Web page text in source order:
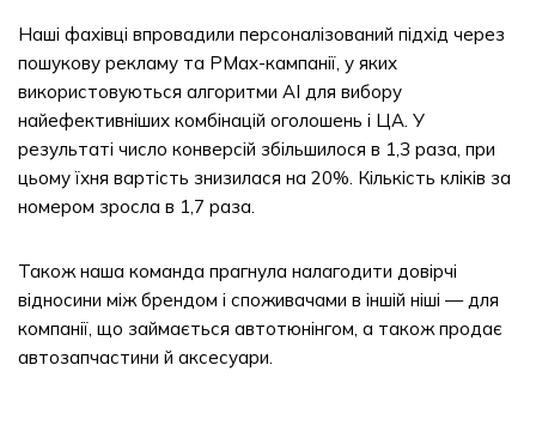
Наші фахівці впровадили персоналізований підхід через
пошукову рекламу та PMax-кампанії, у яких
використовуються алгоритми AI для вибору
найефективніших комбінацій оголошень і ЦА. У
результаті число конверсій збільшилося в 1,3 раза, при
цьому їхня вартість знизилася на 20%. Кількість кліків за
номером зросла в 1,7 раза.
Також наша команда прагнула налагодити довірчі
відносини між брендом і споживачами в іншій ніші — для
компанії, що займається автотюнінгом, а також продає
автозапчастини й аксесуари.